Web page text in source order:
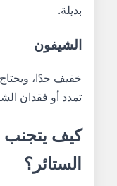
بديلة.
الشيفون
خفيف جدًا،
تمدد أو فقدان
كيف يتجنب
الستائر؟